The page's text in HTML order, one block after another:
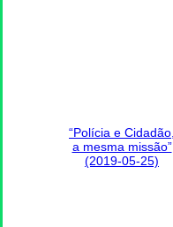
“Polícia e Cidadão,
a mesma missão”
(2019-05-25)